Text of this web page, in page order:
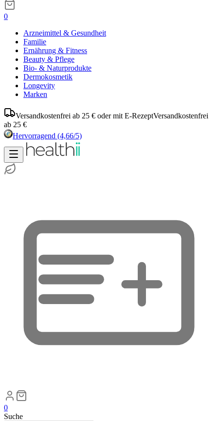
0
Arzneimittel & Gesundheit
Familie
Ernährung & Fitness
Beauty & Pflege
Bio- & Naturprodukte
Dermokosmetik
Longevity
Marken
Versandkostenfrei ab 25 € oder mit E-RezeptVersandkostenfrei
ab 25 €
Hervorragend (4,66/5)
0
Suche